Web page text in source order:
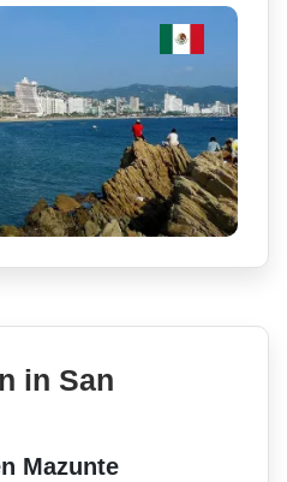
in San
Mazunte